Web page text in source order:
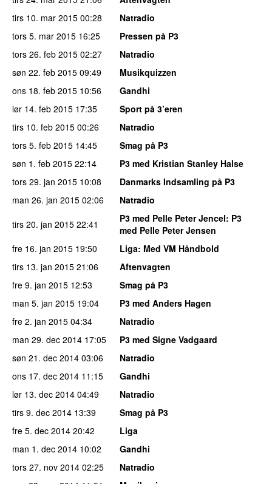
tirs 10. mar 2015 00:28
Natradio
tors 5. mar 2015 16:25
Pressen på P3
tors 26. feb 2015 02:27
Natradio
søn 22. feb 2015 09:49
Musikquizzen
ons 18. feb 2015 10:56
Gandhi
lør 14. feb 2015 17:35
Sport på 3’eren
tirs 10. feb 2015 00:26
Natradio
tors 5. feb 2015 14:45
Smag på P3
søn 1. feb 2015 22:14
P3 med Kristian Stanley Halse
tors 29. jan 2015 10:08
Danmarks Indsamling på P3
man 26. jan 2015 02:06
Natradio
tirs 20. jan 2015 22:41 P3 med Pelle Peter Jencel: P3
med Pelle Peter Jensen
fre 16. jan 2015 19:50 Liga: Med VM Håndbold
tirs 13. jan 2015 21:06
Aftenvagten
fre 9. jan 2015 12:53
Smag på P3
man 5. jan 2015 19:04
P3 med Anders Hagen
fre 2. jan 2015 04:34
Natradio
man 29. dec 2014 17:05
P3 med Signe Vadgaard
søn 21. dec 2014 03:06
Natradio
ons 17. dec 2014 11:15
Gandhi
lør 13. dec 2014 04:49
Natradio
tirs 9. dec 2014 13:39
Smag på P3
fre 5. dec 2014 20:42
Liga
man 1. dec 2014 10:02
Gandhi
tors 27. nov 2014 02:25
Natradio